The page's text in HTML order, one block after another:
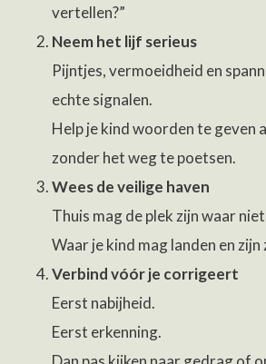
vertellen?”
Neem het lijf serieus
Pijntjes, vermoeidheid en
echte signalen.
Help je kind woorden te geven
zonder het weg te poetsen.
Wees de veilige haven
Thuis mag de plek zijn waar
Waar je kind mag landen en zijn
Verbind vóór je corrigeert
Eerst nabijheid.
Eerst erkenning.